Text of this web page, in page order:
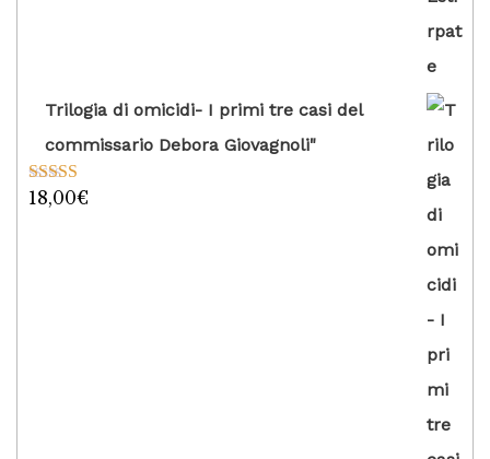
Trilogia di omicidi- I primi tre casi del
commissario Debora Giovagnoli"
Valutato
18,00€